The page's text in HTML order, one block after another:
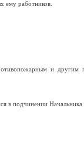
ему работников.
и другим
в подчинении Начальника